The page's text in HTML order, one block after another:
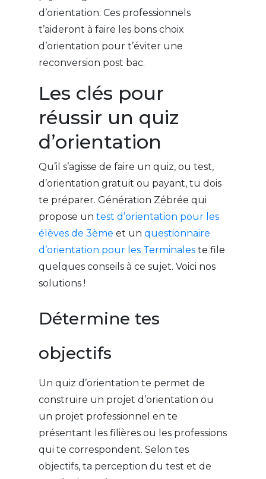
d’orientation. Ces professionnels
t’aideront à faire les bons choix
d’orientation pour t’éviter une
reconversion post bac.
Les clés pour
réussir un quiz
d’orientation
Qu’il s’agisse de faire un quiz, ou test,
d’orientation gratuit ou payant, tu dois
te préparer. Génération Zébrée qui
propose un test d’orientation pour les
élèves de 3ème et un questionnaire
d’orientation pour les Terminaleste file
quelques conseils à ce sujet. Voici nos
solutions !
Détermine tes
objectifs
Un quiz d’orientation te permet de
construire un projet d’orientation ou
un projet professionnel en te
présentant les filières ou les professions
qui te correspondent. Selon tes
objectifs, ta perception du test et de